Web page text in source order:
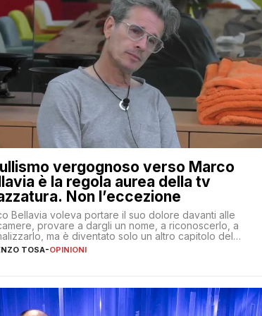
vergognoso verso Marco
è la regola aurea della tv
Non l’eccezione
Bellavia voleva portare il suo dolore davanti alle
provare a dargli un nome, a riconoscerlo, a
ma è diventato solo un altro capitolo del
TOSA-OPINIONI